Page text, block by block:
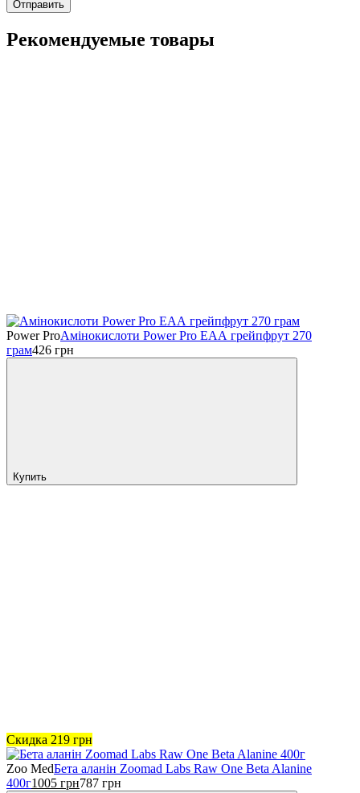
Отправить
Рекомендуемые товары
Power ProАмінокислоти Power Pro ЕАА грейпфрут 270
грам426 грн
Купить
Скидка 219 грн
Zoo MedБета аланін Zoomad Labs Raw One Beta Alanine
400г1005 грн787 грн